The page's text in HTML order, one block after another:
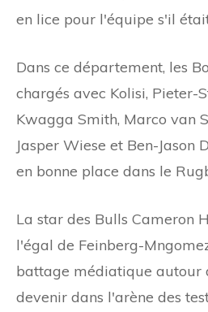
en lice pour l'équipe s'il
Dans ce département, les
chargés avec Kolisi, Pieter-
Kwagga Smith, Marco van
Jasper Wiese et Ben-Jason
en bonne place dans le
La star des Bulls Cameron
l'égal de Feinberg-
battage médiatique autour
devenir dans l'arène des